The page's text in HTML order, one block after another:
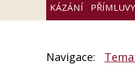
KÁZÁNÍ PŘÍMLUVY
Navigace: